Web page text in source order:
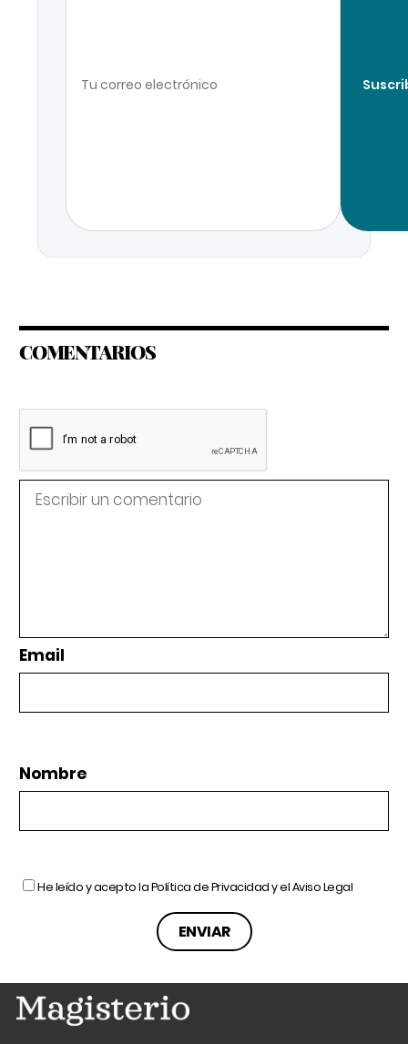
COMENTARIOS
Email
Nombre
He leído y acepto laPolítica de Privacidady elAviso Legal